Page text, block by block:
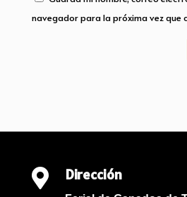
navegador para la próxima vez que
 Dirección